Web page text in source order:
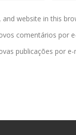
and website in this
comentários por
publicações por e-